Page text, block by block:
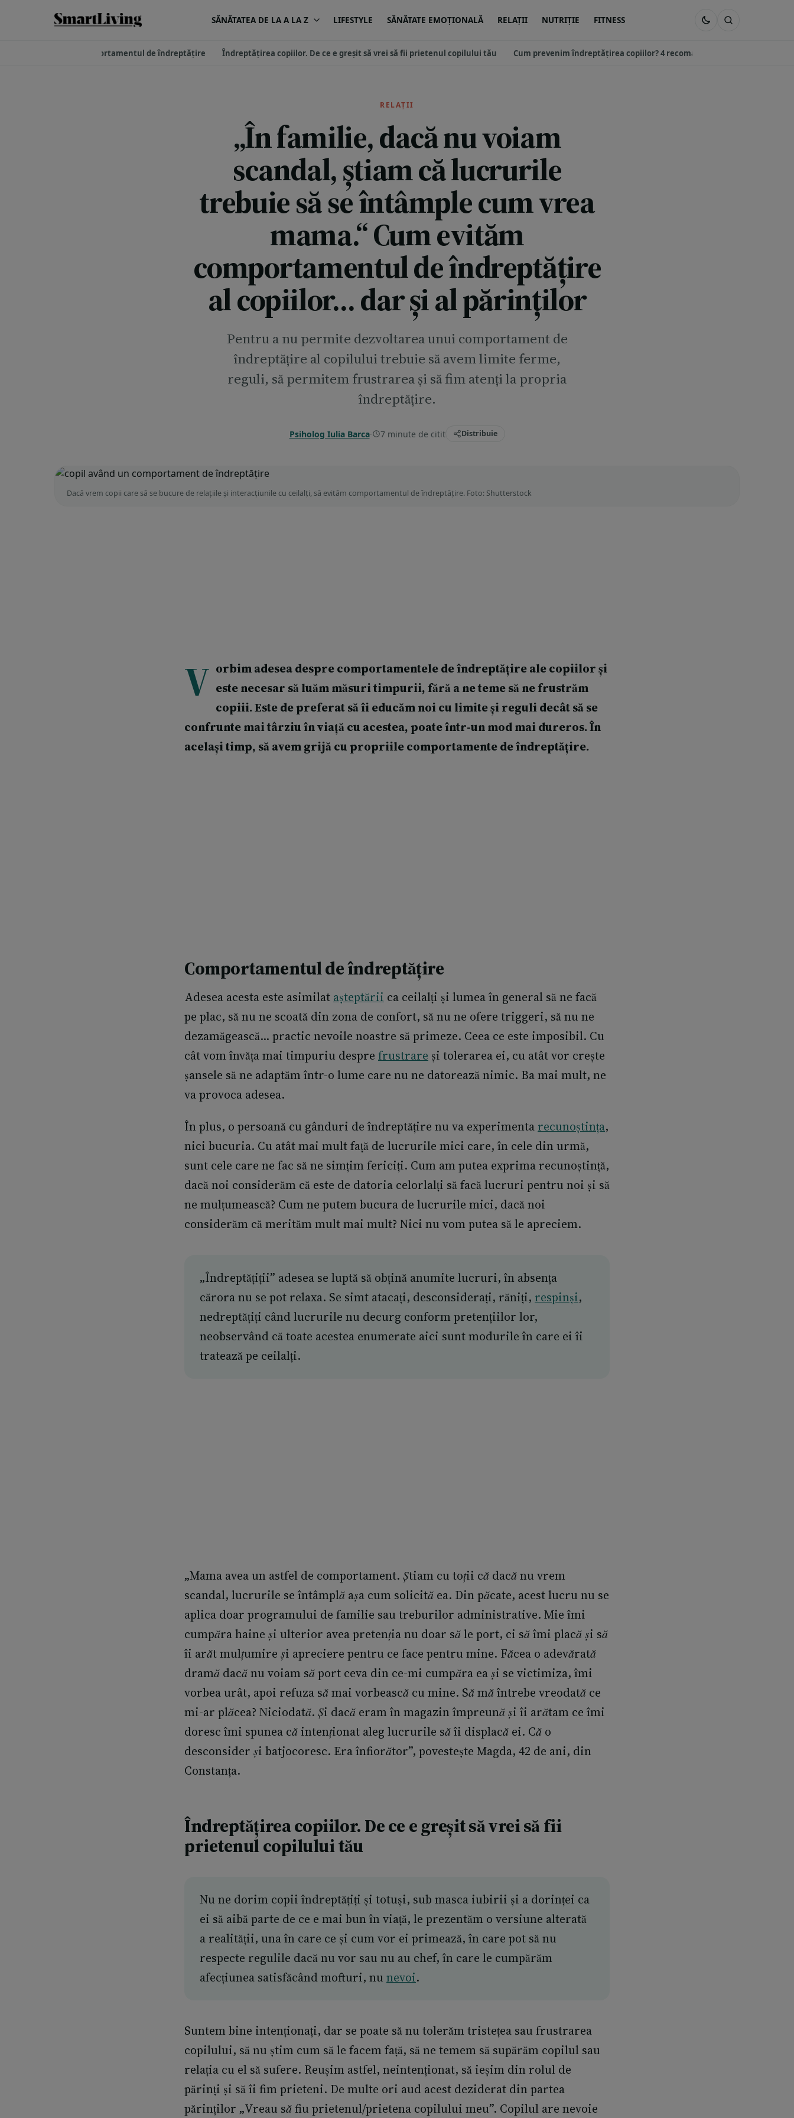
SĂNĂTATEA DE LA A LA Z LIFESTYLE SĂNĂTATE EMOȚIONALĂ RELAȚII NUTRIȚIE FITNESS
Comportamentul de îndreptățire Îndreptățirea copiilor. De ce e greșit să vrei să fii prietenul copilului tău Cum prevenim îndreptățirea copiilor? 4 recomandări
RELAȚII
„În familie, dacă nu voiam
scandal, știam că lucrurile
trebuie să se întâmple cum vrea
mama.“ Cum evităm
comportamentul de îndreptățire
al copiilor… dar și al părinților
Pentru a nu permite dezvoltarea unui comportament de
îndreptățire al copilului trebuie să avem limite ferme,
reguli, să permitem frustrarea și să fim atenți la propria
îndreptățire.
Psiholog Iulia Barca· 7 minute de citit Distribuie
Dacă vrem copii care să se bucure de relațiile și interacțiunile cu ceilalți, să evităm comportamentul de îndreptățire. Foto: Shutterstock
V orbim adesea despre comportamentele de îndreptățire ale copiilor și
este necesar să luăm măsuri timpurii, fără a ne teme să ne frustrăm
copiii. Este de preferat să îi educăm noi cu limite și reguli decât să se
confrunte mai târziu în viață cu acestea, poate într-un mod mai dureros. În
același timp, să avem grijă cu propriile comportamente de îndreptățire.
Comportamentul de îndreptățire
Adesea acesta este asimilat așteptării ca ceilalți și lumea în general să ne facă
pe plac, să nu ne scoată din zona de confort, să nu ne ofere triggeri, să nu ne
dezamăgească… practic nevoile noastre să primeze. Ceea ce este imposibil. Cu
cât vom învăța mai timpuriu despre frustrare și tolerarea ei, cu atât vor crește
șansele să ne adaptăm într-o lume care nu ne datorează nimic. Ba mai mult, ne
va provoca adesea.
În plus, o persoană cu gânduri de îndreptățire nu va experimentarecunoștința,
nici bucuria. Cu atât mai mult față de lucrurile mici care, în cele din urmă,
sunt cele care ne fac să ne simțim fericiți. Cum am putea exprima recunoștință,
dacă noi considerăm că este de datoria celorlalți să facă lucruri pentru noi și să
ne mulțumească? Cum ne putem bucura de lucrurile mici, dacă noi
considerăm că merităm mult mai mult? Nici nu vom putea să le apreciem.
„Îndreptățiții” adesea se luptă să obțină anumite lucruri, în absența
cărora nu se pot relaxa. Se simt atacați, desconsiderați, răniți, respinși,
nedreptățiți când lucrurile nu decurg conform pretențiilor lor,
neobservând că toate acestea enumerate aici sunt modurile în care ei îi
tratează pe ceilalți.
„Mama avea un astfel de comportament. Știam cu toții că dacă nu vrem
scandal, lucrurile se întâmplă așa cum solicită ea. Din păcate, acest lucru nu se
aplica doar programului de familie sau treburilor administrative. Mie îmi
cumpăra haine și ulterior avea pretenția nu doar să le port, ci să îmi placă și să
îi arăt mulțumire și apreciere pentru ce face pentru mine. Făcea o adevărată
dramă dacă nu voiam să port ceva din ce-mi cumpăra ea și se victimiza, îmi
vorbea urât, apoi refuza să mai vorbească cu mine. Să mă întrebe vreodată ce
mi-ar plăcea? Niciodată. Și dacă eram în magazin împreună și îi arătam ce îmi
doresc îmi spunea că intenționat aleg lucrurile să îi displacă ei. Că o
desconsider și batjocoresc. Era înfiorător”, povestește Magda, 42 de ani, din
Constanța.
Îndreptățirea copiilor. De ce e greșit să vrei să fii
prietenul copilului tău
Nu ne dorim copii îndreptățiți și totuși, sub masca iubirii și a dorinței ca
ei să aibă parte de ce e mai bun în viață, le prezentăm o versiune alterată
a realității, una în care ce și cum vor ei primează, în care pot să nu
respecte regulile dacă nu vor sau nu au chef, în care le cumpărăm
afecțiunea satisfăcând mofturi, nu nevoi.
Suntem bine intenționați, dar se poate să nu tolerăm tristețea sau frustrarea
copilului, să nu știm cum să le facem față, să ne temem să supărăm copilul sau
relația cu el să sufere. Reușim astfel, neintenționat, să ieșim din rolul de
părinți și să îi fim prieteni. De multe ori aud acest deziderat din partea
părinților „Vreau să fiu prietenul/prietena copilului meu”. Copilul are nevoie